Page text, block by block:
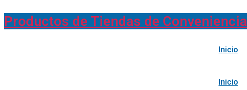
al
contenido
Productos de Tiendas de Conveniencia
Inicio
Inicio